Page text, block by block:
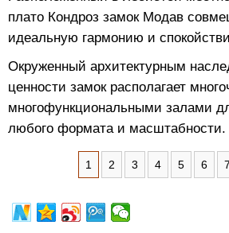
плато Кондроз замок Модав
идеальную гармонию и
Окруженный архитектурным
ценности замок располагает
многофункциональными залами
любого формата и масштабности.
1 2 3 4 5 6 7